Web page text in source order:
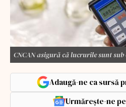
CNCAN asigură că lucrurile sunt
Adaugă-ne ca sursă
Urmărește-ne